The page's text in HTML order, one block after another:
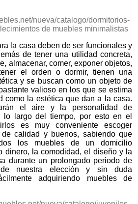
la casa deben de ser funcionales y
de tener una utilidad concreta,
almacenar, comer, exponer objetos,
el orden o dormir, tienen una
y se buscan como un objeto de
valioso en los que se estima
como la estética que dan a la casa.
el aire y la personalidad de
lo largo del tiempo, por esto en el
es muy conveniente escoger
de calidad y buenos, sabiendo que
los muebles de un domicilio
dinero, la comodidad, el diseño y la
durante un prolongado periodo de
de nuestra elección y sin duda
adquiriendo muebles de